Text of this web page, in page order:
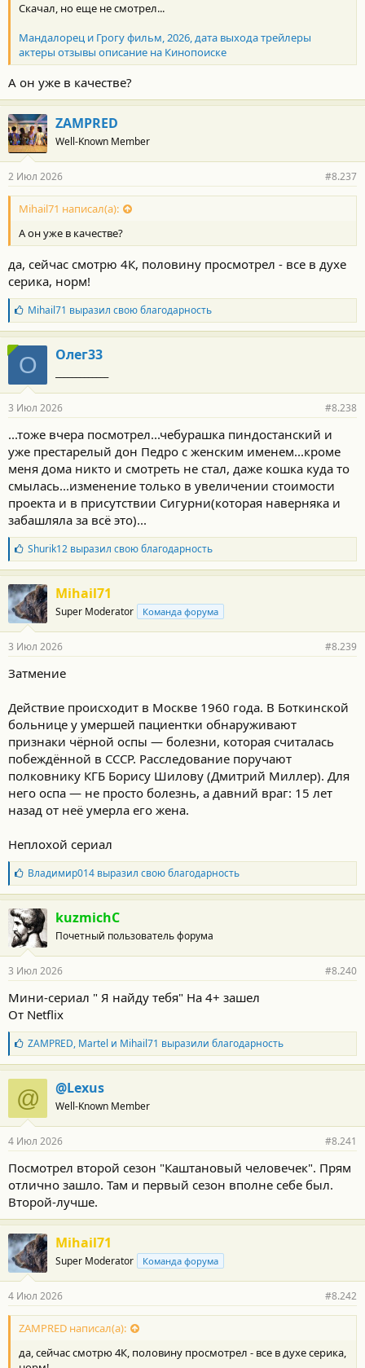
Скачал, но еще не смотрел...
Мандалорец и Грогу фильм, 2026, дата выхода трейлеры
актеры отзывы описание на Кинопоиске
А он уже в качестве?
ZAMPRED
Well-Known Member
2 Июл 2026 #8.237
Mihail71 написал(а):
А он уже в качестве?
да, сейчас смотрю 4К, половину просмотрел - все в духе
серика, норм!
Б
л
а
г
о
д
а
н
с
т
и
Mihail71 выразил свою благодарность
О Олег33
3 Июл 2026 #8.238
...тоже вчера посмотрел...чебурашка пиндостанский и
уже престарелый дон Педро с женским именем...кроме
меня дома никто и смотреть не стал, даже кошка куда то
смылась...изменение только в увеличении стоимости
проекта и в присутствии Сигурни(которая наверняка и
забашляла за всё это)...
Б
л
а
г
о
д
а
н
с
и
Shurik12выразил свою благодарность
Mihail71
Super Moderator Команда форума
3 Июл 2026 #8.239
Затмение
Действие происходит в Москве 1960 года. В Боткинской
больнице у умершей пациентки обнаруживают
признаки чёрной оспы — болезни, которая считалась
побеждённой в СССР. Расследование поручают
полковнику КГБ Борису Шилову (Дмитрий Миллер). Для
него оспа — не просто болезнь, а давний враг: 15 лет
назад от неё умерла его жена.
Неплохой сериал
Б
л
а
г
о
д
а
н
с
т
и
:
Владимир014выразил свою благодарность
kuzmichC
Почетный пользователь форума
3 Июл 2026 #8.240
Мини-сериал " Я найду тебя" На 4+ зашел
От Netflix
Б
л
а
г
о
д
а
н
с
т
и
ZAMPRED, Martel и Mihail71 выразили благодарность
@ @Lexus
Well-Known Member
4 Июл 2026 #8.241
Посмотрел второй сезон "Каштановый человечек". Прям
отлично зашло. Там и первый сезон вполне себе был.
Второй-лучше.
Mihail71
Super Moderator Команда форума
4 Июл 2026 #8.242
ZAMPRED написал(а):
да, сейчас смотрю 4К, половину просмотрел - все в духе серика,